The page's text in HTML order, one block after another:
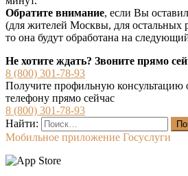
Обратите внимание, если Вы
(для жителей Москвы, для остальных
то она будут обработана на
Не хотите ждать? Звоните прямо
8 (800) 301-78-93
Получите профильную консультацию
телефону прямо сейчас
8 (800) 301-78-93
Найти:
Мобильное приложение Госуслуги